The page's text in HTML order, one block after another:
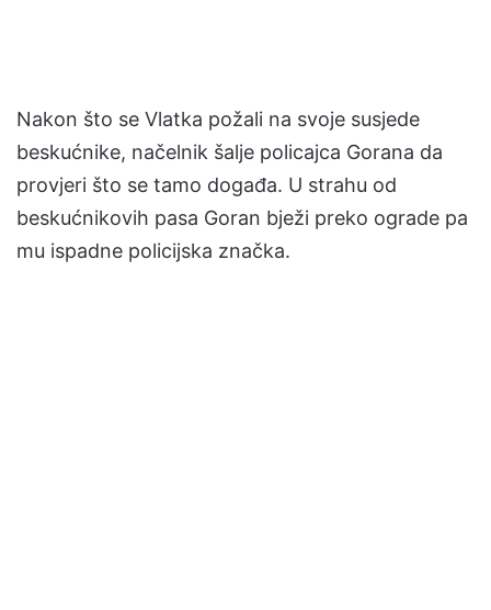
Nakon što se Vlatka požali na svoje susjede
beskućnike, načelnik šalje policajca Gorana da
provjeri što se tamo događa. U strahu od
beskućnikovih pasa Goran bježi preko ograde pa
mu ispadne policijska značka.